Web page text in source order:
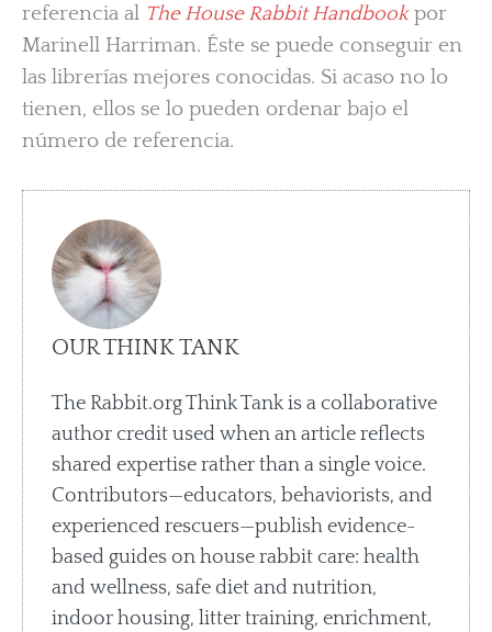
referencia al The House Rabbit Handbookpor
Marinell Harriman. Éste se puede conseguir en
las librerías mejores conocidas. Si acaso no lo
tienen, ellos se lo pueden ordenar bajo el
número de referencia.
OUR THINK TANK
The Rabbit.org Think Tank is a collaborative
author credit used when an article reflects
shared expertise rather than a single voice.
Contributors—educators, behaviorists, and
experienced rescuers—publish evidence-
based guides on house rabbit care: health
and wellness, safe diet and nutrition,
indoor housing, litter training, enrichment,